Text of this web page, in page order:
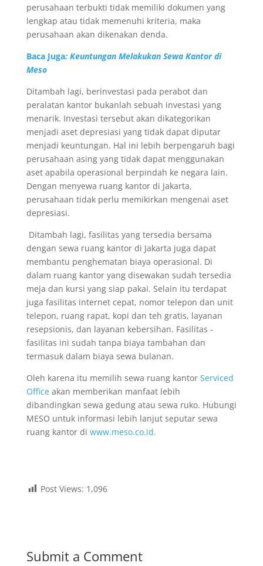
perusahaan terbukti tidak memiliki dokumen yang
lengkap atau tidak memenuhi kriteria, maka
perusahaan akan dikenakan denda.
Baca Juga: Keuntungan Melakukan Sewa Kantor di
Meso
Ditambah lagi, berinvestasi pada perabot dan
peralatan kantor bukanlah sebuah investasi yang
menarik. Investasi tersebut akan dikategorikan
menjadi aset depresiasi yang tidak dapat diputar
menjadi keuntungan. Hal ini lebih berpengaruh bagi
perusahaan asing yang tidak dapat menggunakan
aset apabila operasional berpindah ke negara lain.
Dengan menyewa ruang kantor di Jakarta,
perusahaan tidak perlu memikirkan mengenai aset
depresiasi.
Ditambah lagi, fasilitas yang tersedia bersama
dengan sewa ruang kantor di Jakarta juga dapat
membantu penghematan biaya operasional. Di
dalam ruang kantor yang disewakan sudah tersedia
meja dan kursi yang siap pakai. Selain itu terdapat
juga fasilitas internet cepat, nomor telepon dan unit
telepon, ruang rapat, kopi dan teh gratis, layanan
resepsionis, dan layanan kebersihan. Fasilitas -
fasilitas ini sudah tanpa biaya tambahan dan
termasuk dalam biaya sewa bulanan.
Oleh karena itu memilih sewa ruang kantor Serviced
Officeakan memberikan manfaat lebih
dibandingkan sewa gedung atau sewa ruko. Hubungi
MESO untuk informasi lebih lanjut seputar sewa
ruang kantor di www.meso.co.id.
Post Views: 1,096
Submit a Comment